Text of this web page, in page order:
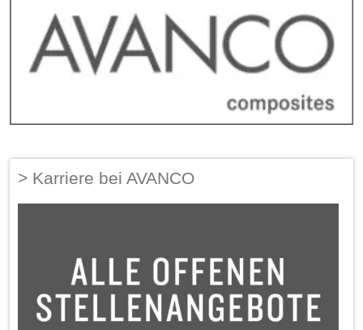
Karriere bei AVANCO